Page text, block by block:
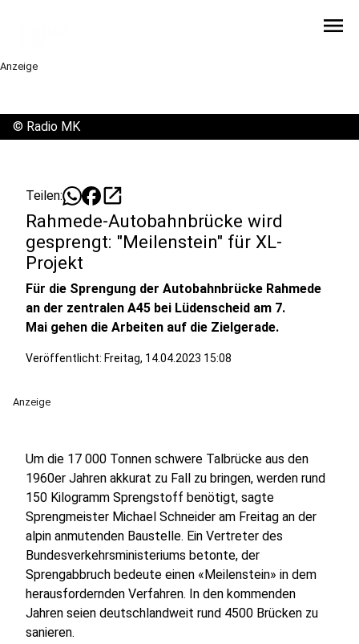
menu
Anzeige
© Radio MK
Teilen: open_in_new
Rahmede-Autobahnbrücke wird
gesprengt: "Meilenstein" für XL-
Projekt
Für die Sprengung der Autobahnbrücke Rahmede
an der zentralen A45 bei Lüdenscheid am 7.
Mai gehen die Arbeiten auf die Zielgerade.
Veröffentlicht: Freitag, 14.04.2023 15:08
Anzeige
Um die 17 000 Tonnen schwere Talbrücke aus den
1960er Jahren akkurat zu Fall zu bringen, werden rund
150 Kilogramm Sprengstoff benötigt, sagte
Sprengmeister Michael Schneider am Freitag an der
alpin anmutenden Baustelle. Ein Vertreter des
Bundesverkehrsministeriums betonte, der
Sprengabbruch bedeute einen «Meilenstein» in dem
herausfordernden Verfahren. In den kommenden
Jahren seien deutschlandweit rund 4500 Brücken zu
sanieren.